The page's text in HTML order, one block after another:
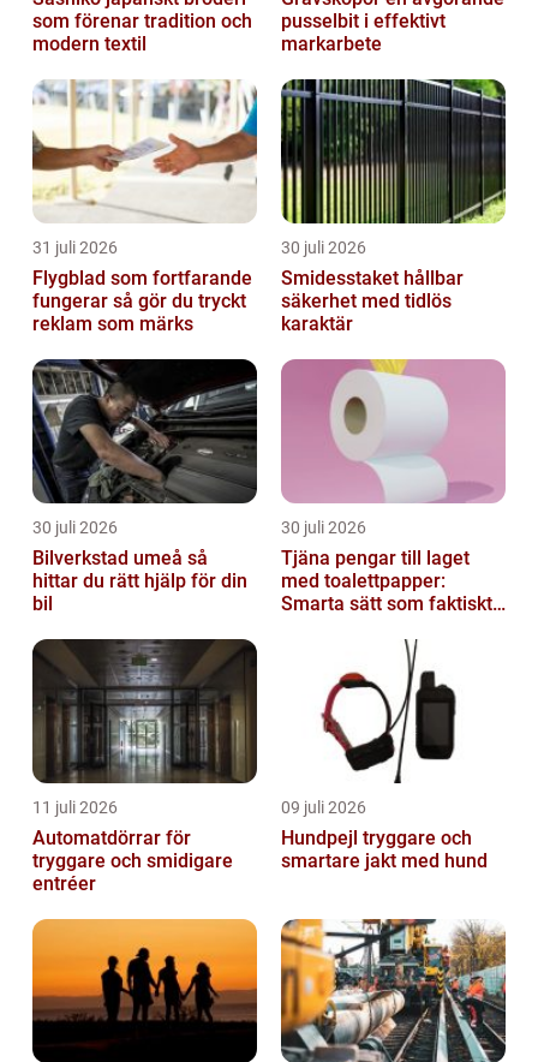
som förenar tradition och
modern textil
pusselbit i effektivt
markarbete
31 juli 2026
Flygblad som fortfarande
fungerar så gör du tryckt
reklam som märks
30 juli 2026
Smidesstaket hållbar
säkerhet med tidlös
karaktär
30 juli 2026
Bilverkstad umeå så
hittar du rätt hjälp för din
bil
30 juli 2026
Tjäna pengar till laget
med toalettpapper:
Smarta sätt som faktiskt
11 juli 2026
Automatdörrar för
tryggare och smidigare
entréer
09 juli 2026
Hundpejl tryggare och
smartare jakt med hund